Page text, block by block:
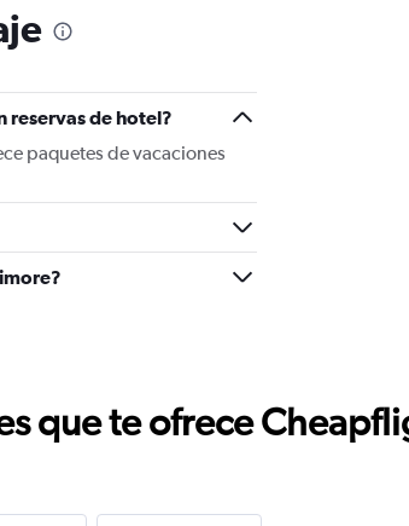
reservas de hotel?
paquetes de vacaciones
que te ofrece